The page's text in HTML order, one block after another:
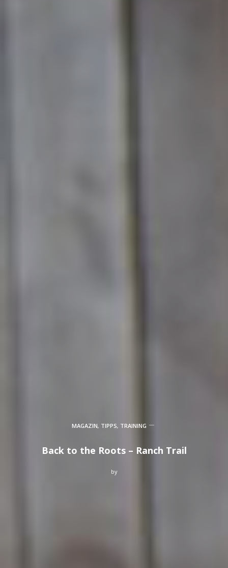
MAGAZIN, TIPPS, TRAINING
Back to the Roots – Ranch Trail
by